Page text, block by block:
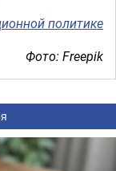
политике
Фото: Freepik